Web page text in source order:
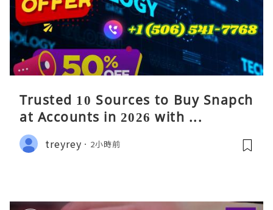
Trusted 10 Sources to Buy Snapch
at Accounts in 2026 with ...
treyrey 2小時前